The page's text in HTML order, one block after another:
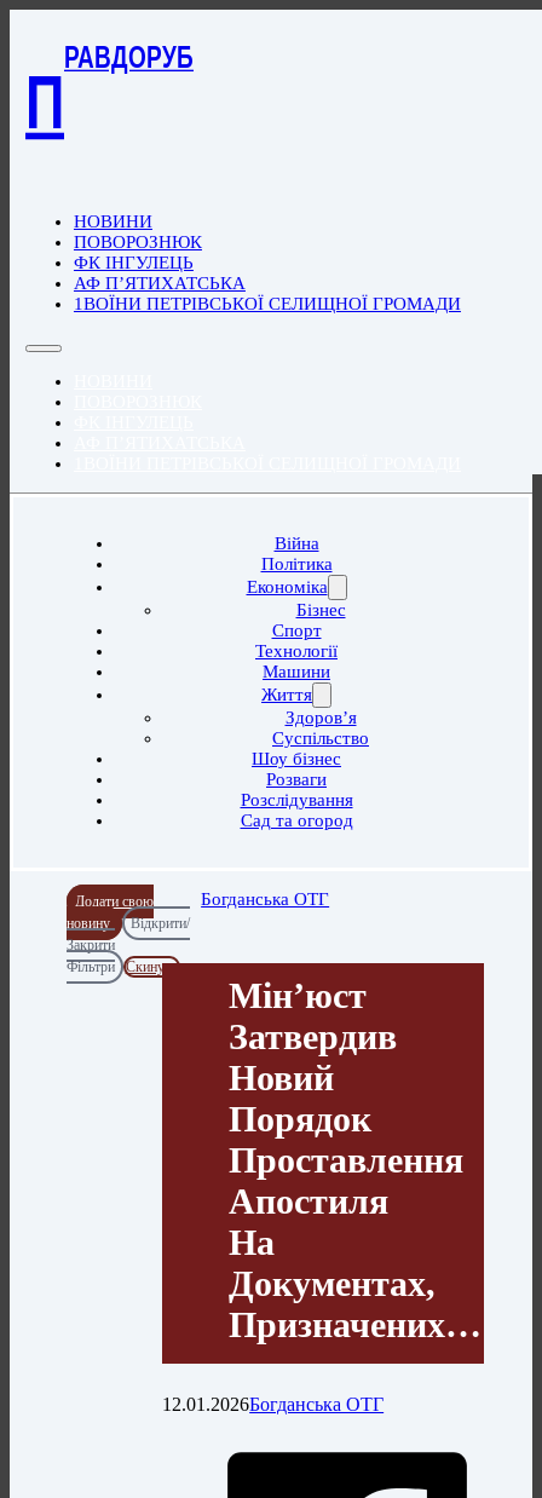
П
РАВДОРУБ
НОВИНИ
ПОВОРОЗНЮК
ФК ІНГУЛЕЦЬ
АФ П’ЯТИХАТСЬКА
1ВОЇНИ ПЕТРІВСЬКОЇ СЕЛИЩНОЇ ГРОМАДИ
Війна
Політика
Економіка
Бізнес
Спорт
Технології
Машини
Життя
Здоров’я
Суспільство
Шоу бізнес
Розваги
Розслідування
Сад та огород
Додати свою
новину
Відкрити/
Закрити
Фільтри
Скинути
Богданська ОТГ
Мін’юст
Затвердив
Новий
Порядок
Проставлення
Апостиля
На
Документах,
Призначених…
12.01.2026Богданська ОТГ